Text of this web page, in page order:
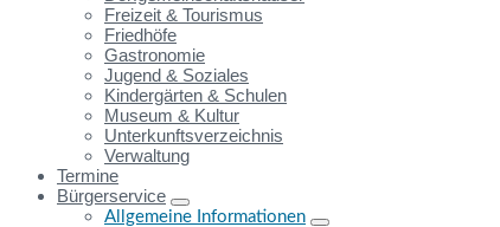
Freizeit & Tourismus
Friedhöfe
Gastronomie
Jugend & Soziales
Kindergärten & Schulen
Museum & Kultur
Unterkunftsverzeichnis
Verwaltung
Termine
Bürgerservice
Allgemeine Informationen